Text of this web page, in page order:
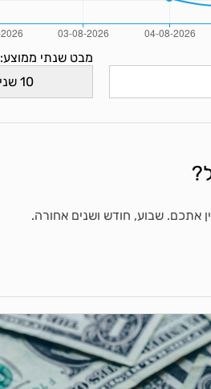
מבט שנתי ממוצע:
אתכם. שבוע, חודש ושנים אחורה.